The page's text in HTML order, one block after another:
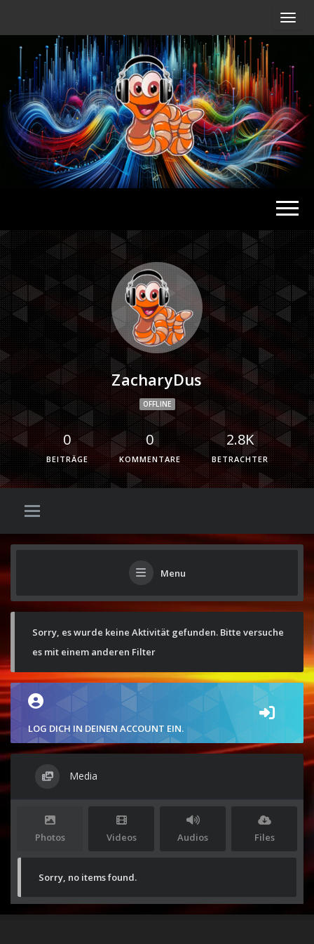
Radio
ZacharyDus
OFFLINE
0
BEITRÄGE
0
KOMMENTARE
2.8K
BETRACHTER
Menu
Sorry, es wurde keine Aktivität gefunden. Bitte versuche
es mit einem anderen Filter
LOG DICH IN DEINEN ACCOUNT EIN.
Media
Photos Videos Audios Files
Sorry, no items found.